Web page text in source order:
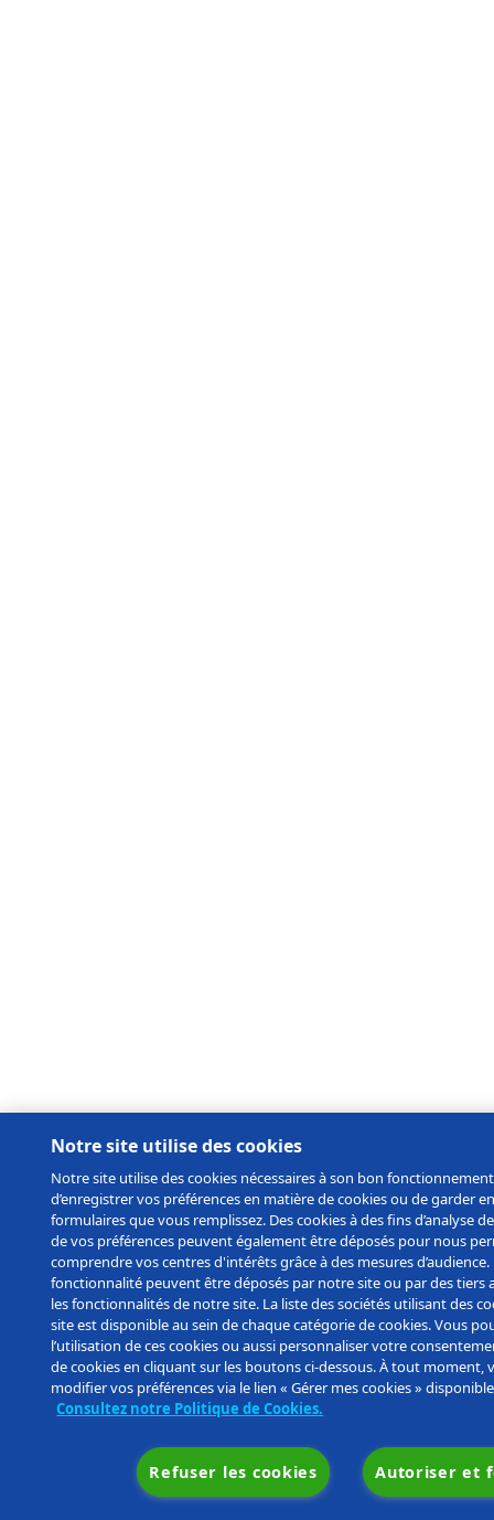
Notre site utilise des cookies
Notre site utilise des cookies nécessaires à son bon
d’enregistrer vos préférences en matière de cookies ou de garder
formulaires que vous remplissez. Des cookies à des fins d’analyse
de vos préférences peuvent également être déposés pour nous
comprendre vos centres d'intérêts grâce à des mesures d’audience.
fonctionnalité peuvent être déposés par notre site ou par des tiers
les fonctionnalités de notre site. La liste des sociétés utilisant des
site est disponible au sein de chaque catégorie de cookies. Vous
l’utilisation de ces cookies ou aussi personnaliser votre
de cookies en cliquant sur les boutons ci-dessous. À tout moment,
modifier vos préférences via le lien « Gérer mes cookies »
Consultez notre Politique de Cookies.
Autoriser et
Refuser les cookies